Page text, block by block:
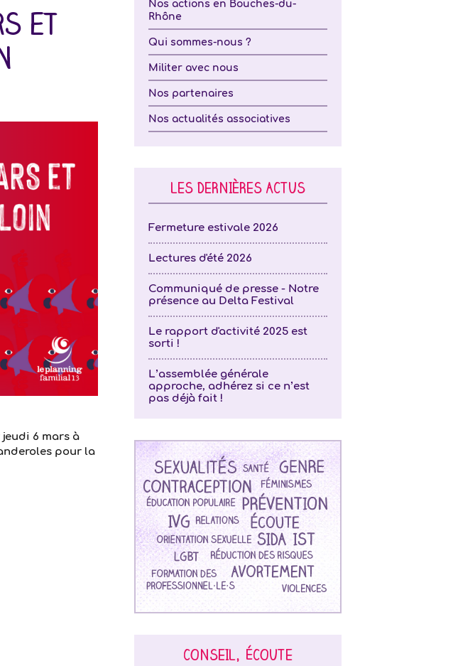
et
6 mars à
pour la
Nos actions en Bouches-du-
Rhône
Qui sommes-nous ?
Militer avec nous
Nos partenaires
Nos actualités associatives
LES DERNIÈRES ACTUS
Fermeture estivale 2026
Lectures d'été 2026
Communiqué de presse - Notre
présence au Delta Festival
Le rapport d'activité 2025 est
sorti !
L’assemblée générale
approche, adhérez si ce n’est
pas déjà fait !
CONSEIL, ÉCOUTE